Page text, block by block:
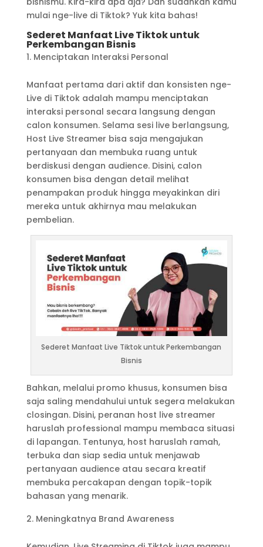
mulai nge-live di Tiktok? Yuk kita bahas!
Sederet Manfaat Live Tiktok untuk
Perkembangan Bisnis
Menciptakan Interaksi Personal
Manfaat pertama dari aktif dan konsisten nge-
Live di Tiktok adalah mampu menciptakan
interaksi personal secara langsung dengan
calon konsumen. Selama sesi live berlangsung,
Host Live Streamer bisa saja mengajukan
pertanyaan dan membuka ruang untuk
berdiskusi dengan audience. Disini, calon
konsumen bisa dengan detail melihat
penampakan produk hingga meyakinkan diri
mereka untuk akhirnya mau melakukan
pembelian.
Sederet Manfaat Live Tiktok untuk Perkembangan
Bisnis
Bahkan, melalui promo khusus, konsumen bisa
saja saling mendahului untuk segera melakukan
closingan. Disini, peranan host live streamer
haruslah professional mampu membaca situasi
di lapangan. Tentunya, host haruslah ramah,
terbuka dan siap sedia untuk menjawab
pertanyaan audience atau secara kreatif
membuka percakapan dengan topik-topik
bahasan yang menarik.
Meningkatnya Brand Awareness